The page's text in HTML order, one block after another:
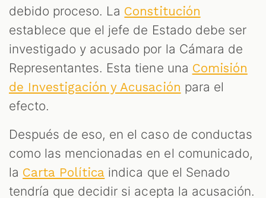
debido proceso. La Constitución
establece que el jefe de Estado debe ser
investigado y acusado por la Cámara de
Representantes. Esta tiene una Comisión
de Investigación y Acusación para el
efecto.
Después de eso, en el caso de conductas
como las mencionadas en el comunicado,
la Carta Política indica que el Senado
tendría que decidir si acepta la acusación.